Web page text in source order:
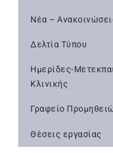
Νέα –
Δελτία Τύπου
Ημερίδες-
Κλινικής
Γραφείο
Θέσεις εργασίας